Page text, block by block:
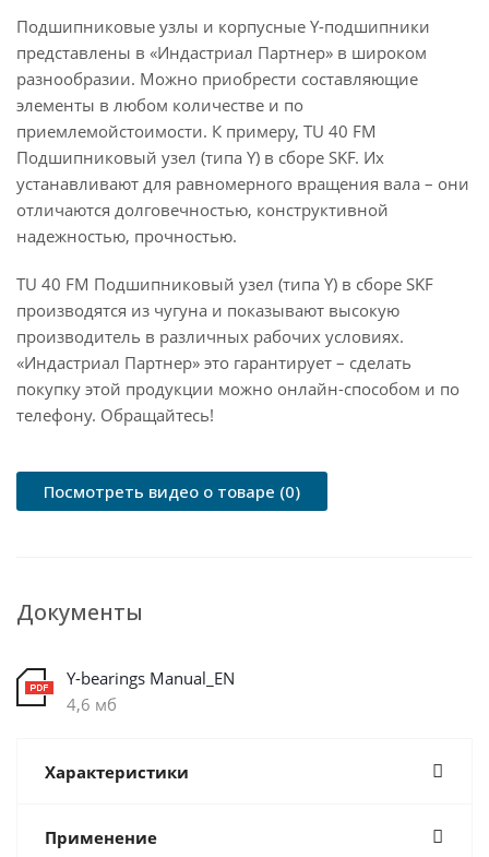
Подшипниковые узлы и корпусные Y-подшипники
представлены в «Индастриал Партнер» в широком
разнообразии. Можно приобрести составляющие
элементы в любом количестве и по
приемлемойстоимости. К примеру, TU 40 FM
Подшипниковый узел (типа Y) в сборе SKF. Их
устанавливают для равномерного вращения вала – они
отличаются долговечностью, конструктивной
надежностью, прочностью.
TU 40 FM Подшипниковый узел (типа Y) в сборе SKF
производятся из чугуна и показывают высокую
производитель в различных рабочих условиях.
«Индастриал Партнер» это гарантирует – сделать
покупку этой продукции можно онлайн-способом и по
телефону. Обращайтесь!
Посмотреть видео о товаре (0)
Документы
Y-bearings Manual_EN
4,6 мб
Характеристики
Применение